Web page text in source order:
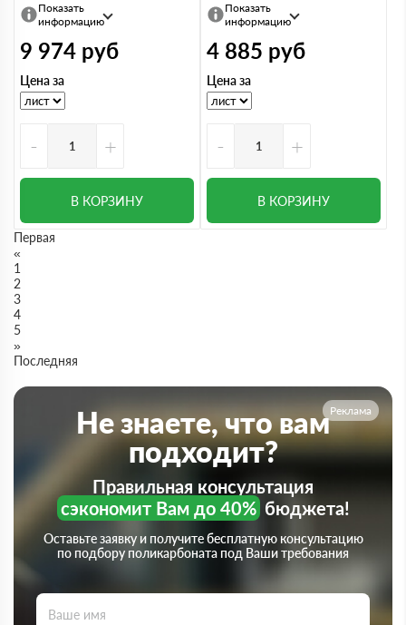
Показать
информацию
9 974 руб
Цена за
- +
В КОРЗИНУ
Показать
информацию
4 885 руб
Цена за
- +
В КОРЗИНУ
Первая
«
1
2
3
4
5
»
Последняя
Реклама
Не знаете, что вам
подходит?
Правильная консультация
сэкономит Вам до 40%бюджета!
Оставьте заявку и получите бесплатную консультацию
по подбору поликарбоната под Ваши требования